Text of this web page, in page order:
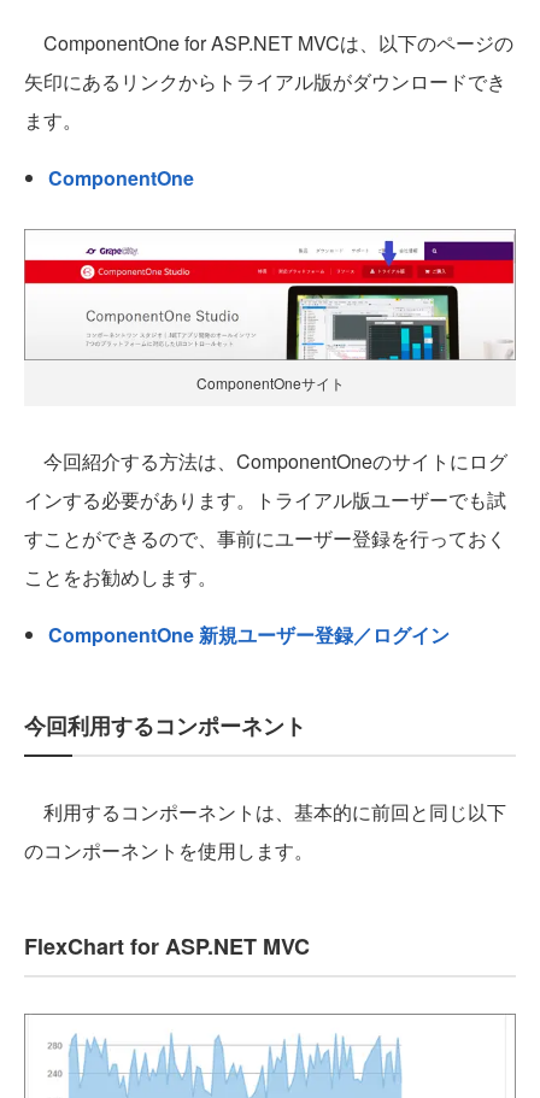
ComponentOne for ASP.NET MVCは、以下のページの
矢印にあるリンクからトライアル版がダウンロードでき
ます。
ComponentOne
ComponentOneサイト
今回紹介する方法は、ComponentOneのサイトにログ
インする必要があります。トライアル版ユーザーでも試
すことができるので、事前にユーザー登録を行っておく
ことをお勧めします。
ComponentOne 新規ユーザー登録／ログイン
今回利用するコンポーネント
利用するコンポーネントは、基本的に前回と同じ以下
のコンポーネントを使用します。
FlexChart for ASP.NET MVC